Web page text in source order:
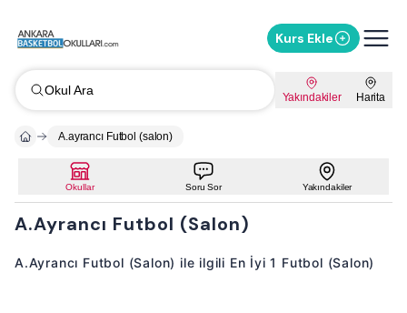
Kurs Ekle
Okul Ara Yakındakiler Harita
A.ayrancı Futbol (salon)
Okullar Soru Sor Yakındakiler
A.Ayrancı Futbol (Salon)
A.Ayrancı Futbol (Salon) ile ilgili En İyi 1 Futbol (Salon)